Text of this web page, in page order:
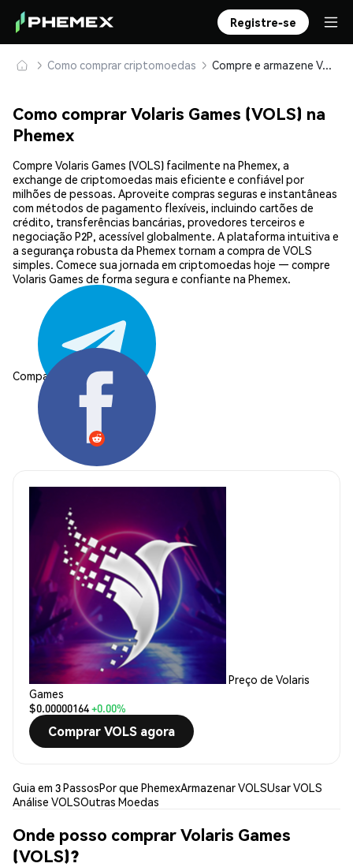
Registre-se
Como comprar criptomoedas Compre e armazene Volaris Games (VOLS) com segurança
Como comprar Volaris Games (VOLS) na
Phemex
Compre Volaris Games (VOLS) facilmente na Phemex, a
exchange de criptomoedas mais eficiente e confiável por
milhões de pessoas. Aproveite compras seguras e instantâneas
com métodos de pagamento flexíveis, incluindo cartões de
crédito, transferências bancárias, provedores terceiros e
negociação P2P, acessível globalmente. A plataforma intuitiva e
a segurança robusta da Phemex tornam a compra de VOLS
simples. Comece sua jornada em criptomoedas hoje — compre
Volaris Games de forma segura e confiante na Phemex.
Compartilhar:
Preço de Volaris
Games
$0.00000164+0.00%
Comprar VOLS agora
Guia em 3 PassosPor que PhemexArmazenar VOLSUsar VOLS
Análise VOLSOutras Moedas
Onde posso comprar Volaris Games
(VOLS)?